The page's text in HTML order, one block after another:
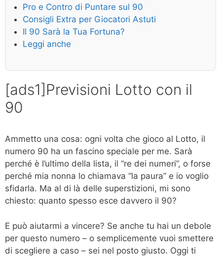
Pro e Contro di Puntare sul 90
Consigli Extra per Giocatori Astuti
Il 90 Sarà la Tua Fortuna?
Leggi anche
[ads1]Previsioni Lotto con il
90
Ammetto una cosa: ogni volta che gioco al Lotto, il
numero 90 ha un fascino speciale per me. Sarà
perché è l’ultimo della lista, il “re dei numeri”, o forse
perché mia nonna lo chiamava “la paura” e io voglio
sfidarla. Ma al di là delle superstizioni, mi sono
chiesto: quanto spesso esce davvero il 90?
E può aiutarmi a vincere? Se anche tu hai un debole
per questo numero – o semplicemente vuoi smettere
di scegliere a caso – sei nel posto giusto. Oggi ti